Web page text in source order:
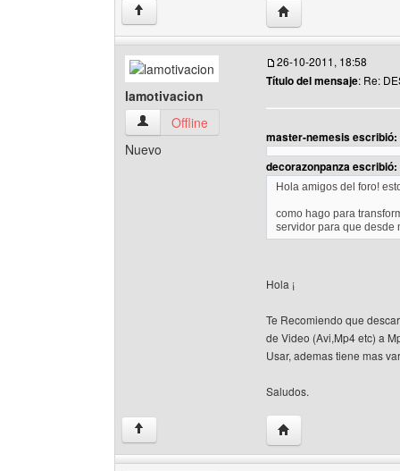
↑ Visitar sitio web del
lamotivacion
lamotivacion Ver perfil del usuario
Offline
Nuevo
26-10-2011, 18:58
Título del mensaje: Re:
master-nemesis escribió:
decorazonpanza escribió:
Hola amigos del foro!
como hago para
servidor para que desde
Hola ¡
Te Recomiendo que
de Video (Avi,Mp4 etc) a
Usar, ademas tiene mas
Saludos.
↑ Visitar sitio web del